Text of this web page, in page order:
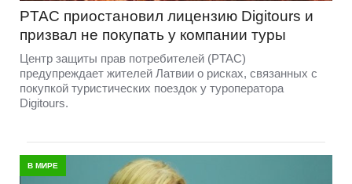
PTAC приостановил лицензию Digitours и
призвал не покупать у компании туры
Центр защиты прав потребителей (PTAC)
предупреждает жителей Латвии о рисках, связанных с
покупкой туристических поездок у туроператора
Digitours.
В МИРЕ